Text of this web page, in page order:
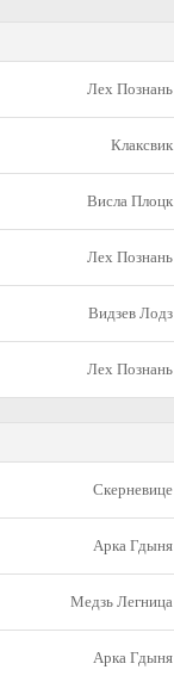
Лех Познань
Клаксвик
Висла Плоцк
Лех Познань
Видзев Лодз
Лех Познань
Скерневице
Арка Гдыня
Медзь Легница
Арка Гдыня